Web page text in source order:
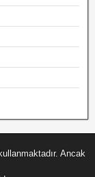
Ancak